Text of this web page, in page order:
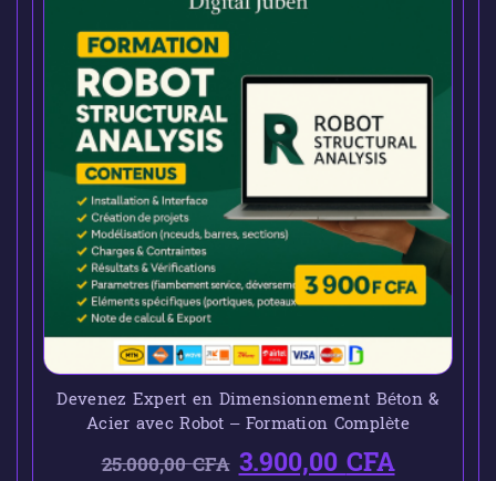
Devenez Expert en Dimensionnement Béton &
Acier avec Robot – Formation Complète
25.000,00CFA 3.900,00CFA